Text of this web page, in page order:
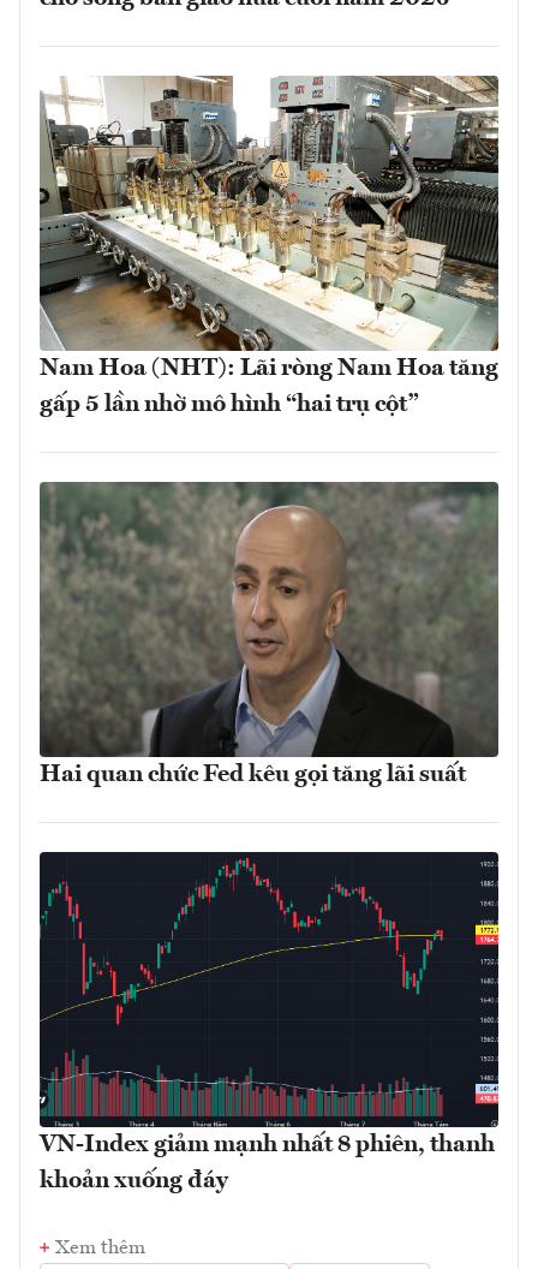
Nam Hoa (NHT): Lãi ròng Nam Hoa tăng
gấp 5 lần nhờ mô hình “hai trụ cột”
Hai quan chức Fed kêu gọi tăng lãi suất
VN-Index giảm mạnh nhất 8 phiên, thanh
khoản xuống đáy
Xem thêm